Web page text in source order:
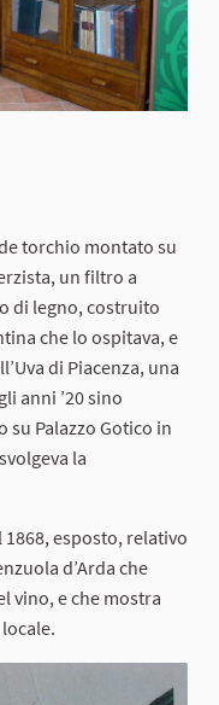
torchio montato su
un filtro a
di legno, costruito
che lo ospitava, e
di Piacenza, una
anni ’20 sino
su Palazzo Gotico in
la
esposto, relativo
d’Arda che
vino, e che mostra